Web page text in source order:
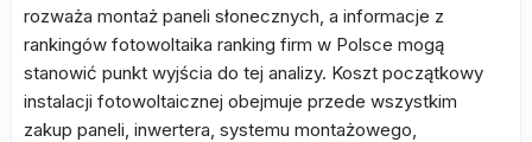
rozważa montaż paneli słonecznych, a informacje z
rankingów fotowoltaika ranking firm w Polsce mogą
stanowić punkt wyjścia do tej analizy. Koszt początkowy
instalacji fotowoltaicznej obejmuje przede wszystkim
zakup paneli, inwertera, systemu montażowego,